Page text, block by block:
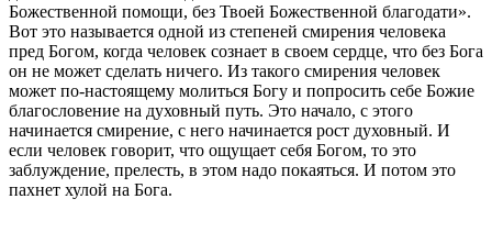
Божественной помощи, без Твоей Божественной благодати».
Вот это называется одной из степеней смирения человека
пред Богом, когда человек сознает в своем сердце, что без Бога
он не может сделать ничего. Из такого смирения человек
может по-настоящему молиться Богу и попросить себе Божие
благословение на духовный путь. Это начало, с этого
начинается смирение, с него начинается рост духовный. И
если человек говорит, что ощущает себя Богом, то это
заблуждение, прелесть, в этом надо покаяться. И потом это
пахнет хулой на Бога.